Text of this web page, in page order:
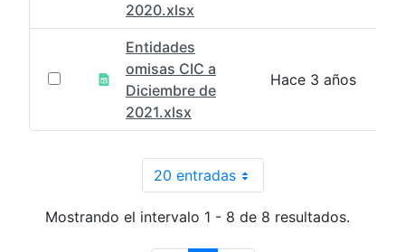
2020.xlsx
Entidades
omisas CIC a
Diciembre de
2021.xlsx
Hace 3 años
20 entradasPor página
Mostrando el intervalo 1 - 8 de 8 resultados.